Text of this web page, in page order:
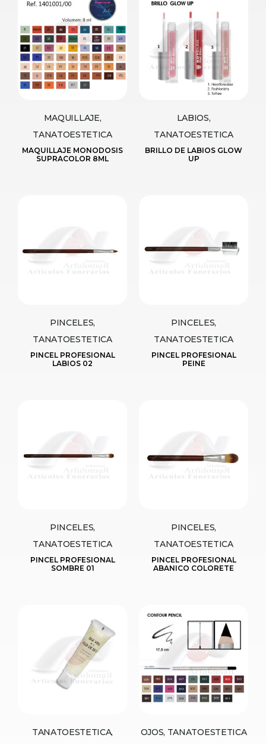
MAQUILLAJE,
TANATOESTETICA
MAQUILLAJE MONODOSIS
SUPRACOLOR 8ML
LABIOS,
TANATOESTETICA
BRILLO DE LABIOS GLOW
UP
PINCELES,
TANATOESTETICA
PINCEL PROFESIONAL
LABIOS 02
PINCELES,
TANATOESTETICA
PINCEL PROFESIONAL
PEINE
PINCELES,
TANATOESTETICA
PINCEL PROFESIONAL
SOMBRE 01
PINCELES,
TANATOESTETICA
PINCEL PROFESIONAL
ABANICO COLORETE
TANATOESTETICA,
OJOS, TANATOESTETICA